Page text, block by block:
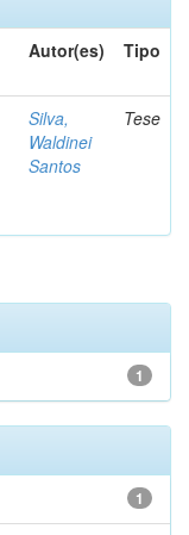
Autor(es) Tipo
Silva,
Waldinei
Santos
Tese
1
1